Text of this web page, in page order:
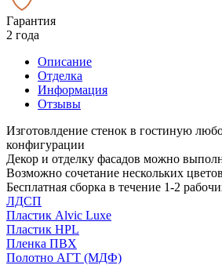
Гарантия
2 года
Описание
Отделка
Информация
Отзывы
Изготовлдение стенок в гостиную
конфигурации
Декор и отделку фасадов можно
Возможно сочетание нескольких
Бесплатная сборка в течение 1-2
ЛДСП
Пластик Alvic Luxe
Пластик HPL
Пленка ПВХ
Полотно АГТ (МДФ)